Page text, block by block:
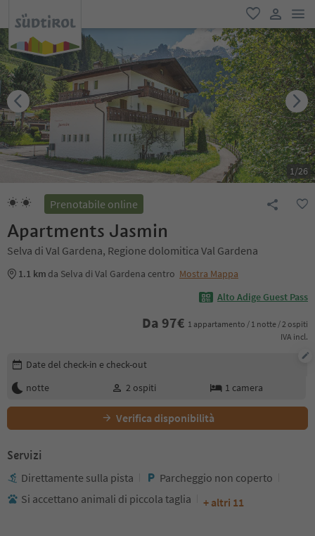
favoriti
user link
1/26
Prenotabile online
Apartments Jasmin
Selva di Val Gardena, Regione dolomitica Val Gardena
1.1 km da Selva di Val Gardena centro Mostra Mappa
Alto Adige Guest Pass
Da 97€ 1 appartamento / 1 notte / 2 ospiti
IVA incl.
Modifica i dettagli della prenotazione
Date del check-in e check-out
notte
2 ospiti 1 camera
Verifica disponibilità
Servizi
Direttamente sulla pista
Parcheggio non coperto
Si accettano animali di piccola taglia
+ altri 11